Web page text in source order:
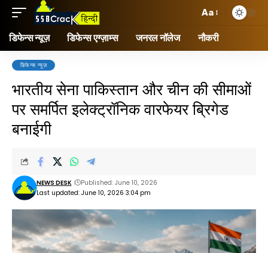
Aa
डिफेन्स न्यूज़ डिफेन्स एग्ज़ाम्स जनरल नॉलेज नौकरी
डिफेन्स न्यूज़
भारतीय सेना पाकिस्तान और चीन की सीमाओं
पर समर्पित इलेक्ट्रॉनिक वारफेयर ब्रिगेड
बनाईगी
Last updated: June 10, 2026 3:04 pm
NEWS DESK Published: June 10, 2026